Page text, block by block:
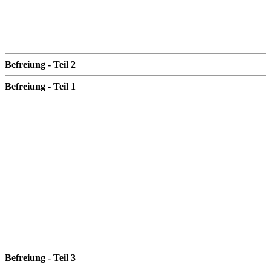
Befreiung - Teil 2
Befreiung - Teil 1
Befreiung - Teil 3